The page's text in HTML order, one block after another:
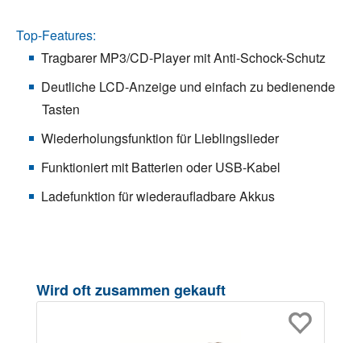
Top-Features:
Tragbarer MP3/CD-Player mit Anti-Schock-Schutz
Deutliche LCD-Anzeige und einfach zu bedienende
Tasten
Wiederholungsfunktion für Lieblingslieder
Funktioniert mit Batterien oder USB-Kabel
Ladefunktion für wiederaufladbare Akkus
Produktgalerie überspringen
Wird oft zusammen gekauft